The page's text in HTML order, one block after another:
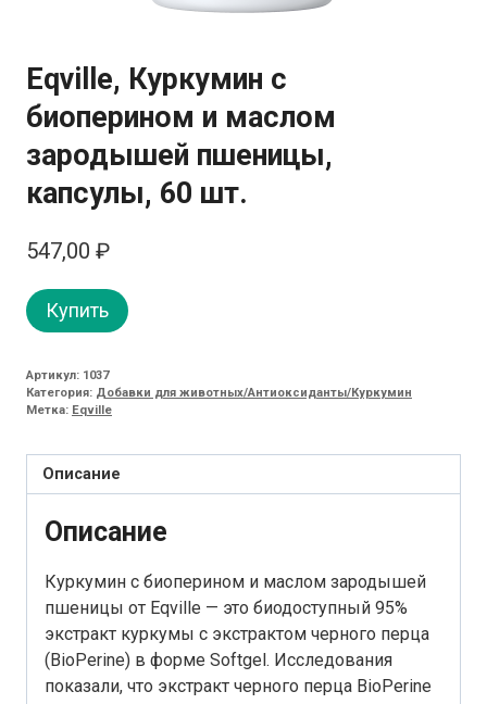
Eqville, Куркумин с
биоперином и маслом
зародышей пшеницы,
капсулы, 60 шт.
547,00 ₽
Купить
Артикул: 1037
Категория: Добавки для животных/Антиоксиданты/Куркумин
Метка: Eqville
Описание
Описание
Куркумин с биоперином и маслом зародышей
пшеницы от Eqville — это биодоступный 95%
экстракт куркумы с экстрактом черного перца
(BioPerine) в форме Softgel. Исследования
показали, что экстракт черного перца BioPerine